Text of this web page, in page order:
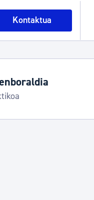
Kontaktua
eta ingurumena